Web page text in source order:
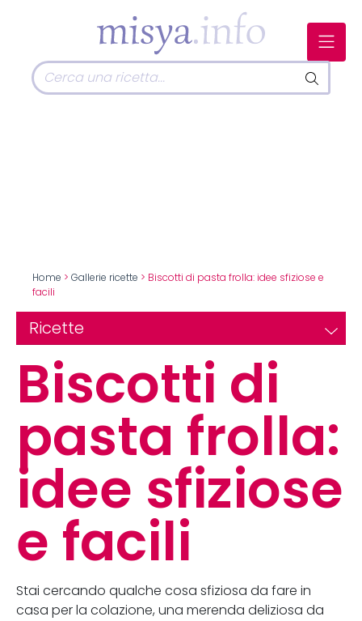
Home > Gallerie ricette > Biscotti di pasta frolla: idee sfiziose e
facili
Ricette
Biscotti di
pasta frolla:
idee sfiziose
e facili
Stai cercando qualche cosa sfiziosa da fare in
casa per la colazione, una merenda deliziosa da